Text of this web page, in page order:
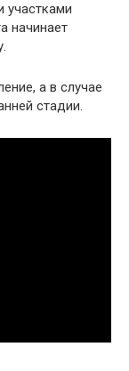
участками
начинает
а в случае
стадии.